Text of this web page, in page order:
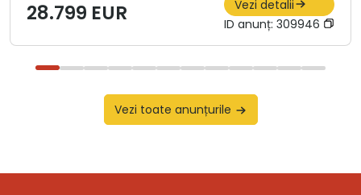
28.799 EUR
Vezi detalii
ID anunț: 309946
Vezi toate anunțurile